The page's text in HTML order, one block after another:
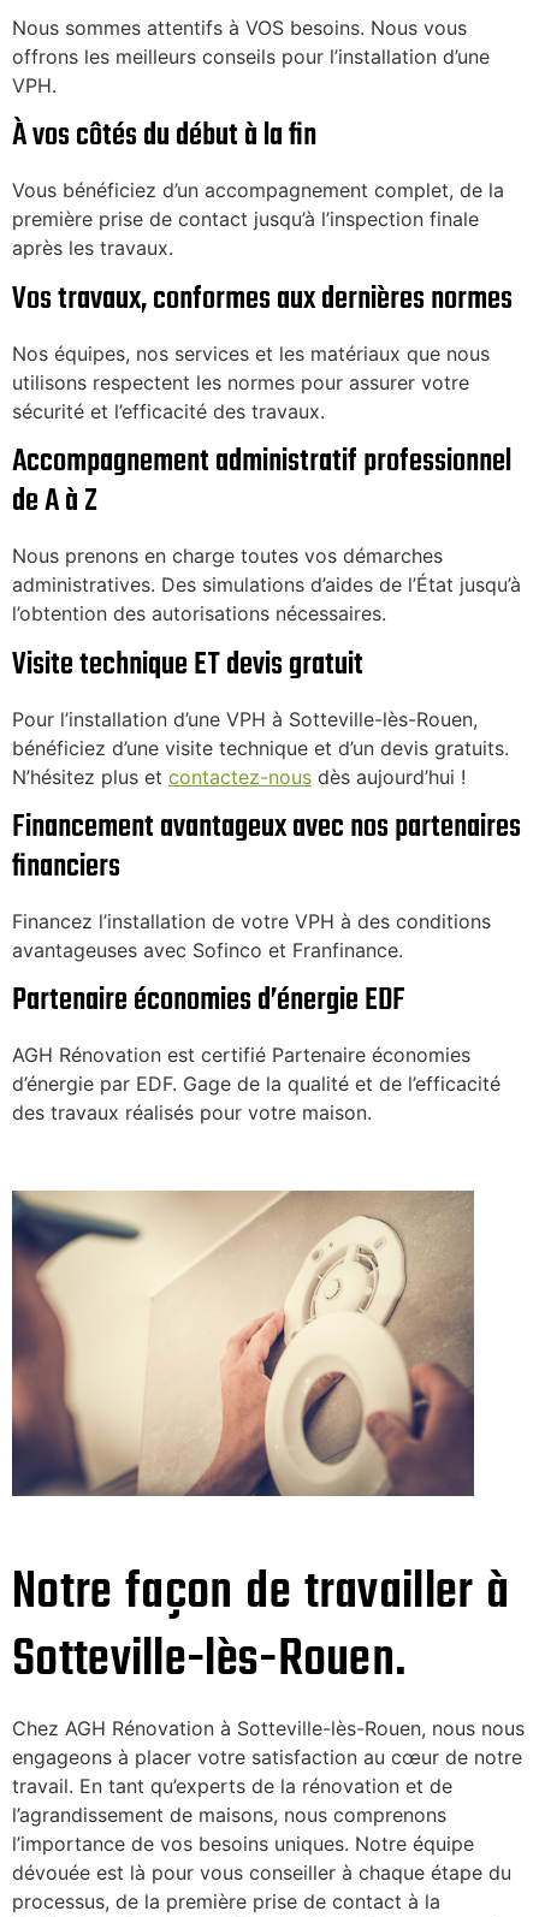
Nous sommes attentifs à VOS besoins. Nous vous
offrons les meilleurs conseils pour l’installation d’une
VPH.
À vos côtés du début à la fin
Vous bénéficiez d’un accompagnement complet, de la
première prise de contact jusqu’à l’inspection finale
après les travaux.
Vos travaux, conformes aux dernières normes
Nos équipes, nos services et les matériaux que nous
utilisons respectent les normes pour assurer votre
sécurité et l’efficacité des travaux.
Accompagnement administratif professionnel
de A à Z
Nous prenons en charge toutes vos démarches
administratives. Des simulations d’aides de l’État jusqu’à
l’obtention des autorisations nécessaires.
Visite technique ET devis gratuit
Pour l’installation d’une VPH à Sotteville-lès-Rouen,
bénéficiez d’une visite technique et d’un devis gratuits.
N’hésitez plus et contactez-nous dès aujourd’hui !
Financement avantageux avec nos partenaires
financiers
Financez l’installation de votre VPH à des conditions
avantageuses avec Sofinco et Franfinance.
Partenaire économies d’énergie EDF
AGH Rénovation est certifié Partenaire économies
d’énergie par EDF. Gage de la qualité et de l’efficacité
des travaux réalisés pour votre maison.
Notre façon de travailler à
Sotteville-lès-Rouen.
Chez AGH Rénovation à Sotteville-lès-Rouen, nous nous
engageons à placer votre satisfaction au cœur de notre
travail. En tant qu’experts de la rénovation et de
l’agrandissement de maisons, nous comprenons
l’importance de vos besoins uniques. Notre équipe
dévouée est là pour vous conseiller à chaque étape du
processus, de la première prise de contact à la